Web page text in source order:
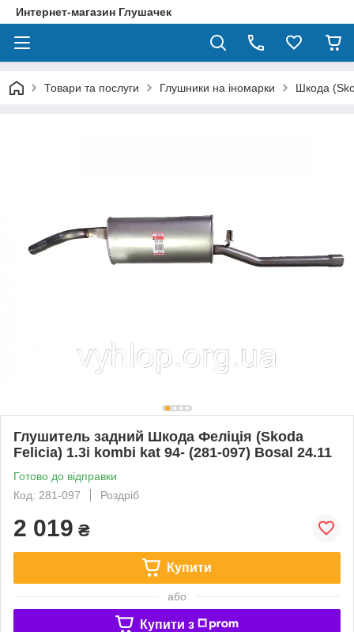
Интернет-магазин Глушачек
Товари та послуги Глушники на іномарки Шкода
Глушитель задний Шкода Феліція (Skoda
Felicia) 1.3i kombi kat 94- (281-097) Bosal 24.11
Готово до відправки
Код: 281-097
Роздріб
2 019 ₴
Купити
або
Купити з